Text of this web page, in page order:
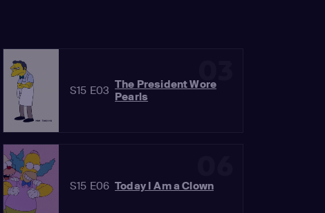
03
S15 E03 The President Wore
Pearls
S15 E06 Today I Am a Clown